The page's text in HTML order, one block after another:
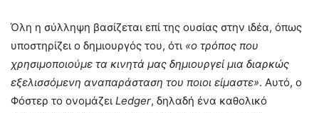
Όλη η σύλληψη βασίζεται επί της ουσίας στην ιδέα, όπως
υποστηρίζει ο δημιουργός του, ότι «ο τρόπος που
χρησιμοποιούμε τα κινητά μας δημιουργεί μια διαρκώς
εξελισσόμενη αναπαράσταση του ποιοι είμαστε». Αυτό, ο
Φόστερ το ονομάζει Ledger, δηλαδή ένα καθολικό